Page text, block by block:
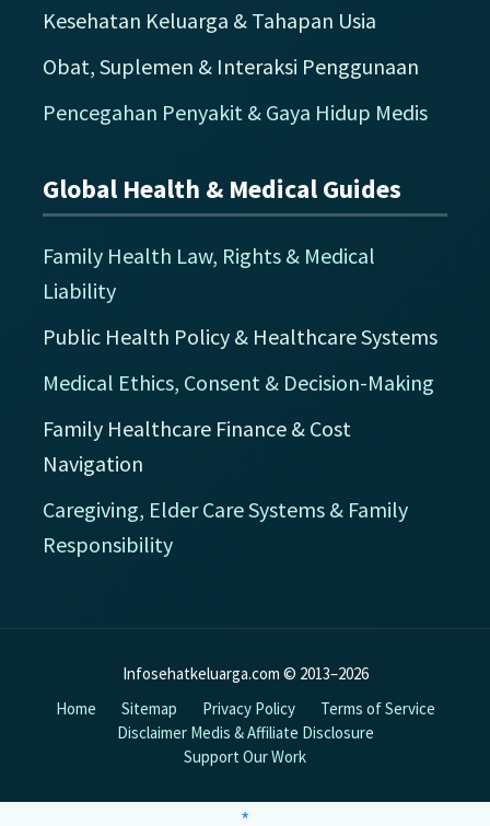
Kesehatan Keluarga & Tahapan Usia
Obat, Suplemen & Interaksi Penggunaan
Pencegahan Penyakit & Gaya Hidup Medis
Global Health & Medical Guides
Family Health Law, Rights & Medical
Liability
Public Health Policy & Healthcare Systems
Medical Ethics, Consent & Decision-Making
Family Healthcare Finance & Cost
Navigation
Caregiving, Elder Care Systems & Family
Responsibility
Infosehatkeluarga.com © 2013–2026
Home
Sitemap Privacy Policy
Terms of Service
Disclaimer Medis & Affiliate Disclosure
Support Our Work
*